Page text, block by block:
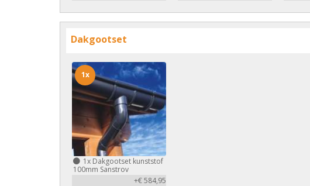
Dakgootset
1x Dakgootset kunststof
100mm Sanstrov
+€ 584,95
1x